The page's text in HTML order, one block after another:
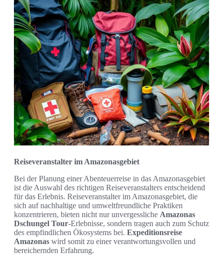
Reiseveranstalter im Amazonasgebiet
Bei der Planung einer Abenteuerreise in das Amazonasgebiet
ist die Auswahl des richtigen Reiseveranstalters entscheidend
für das Erlebnis. Reiseveranstalter im Amazonasgebiet, die
sich auf nachhaltige und umweltfreundliche Praktiken
konzentrieren, bieten nicht nur unvergessliche Amazonas
Dschungel Tour-Erlebnisse, sondern tragen auch zum Schutz
des empfindlichen Ökosystems bei. Expeditionsreise
Amazonas wird somit zu einer verantwortungsvollen und
bereichernden Erfahrung.